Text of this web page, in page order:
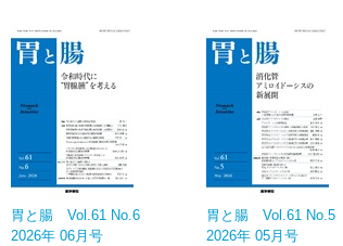
胃と腸 Vol.61 No.6
2026年 06月号
胃と腸 Vol.61 No.5
2026年 05月号